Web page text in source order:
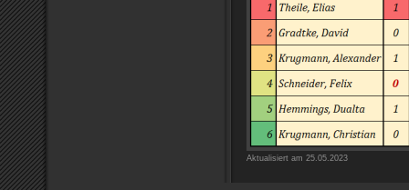
Aktualisiert am 25.05.2023